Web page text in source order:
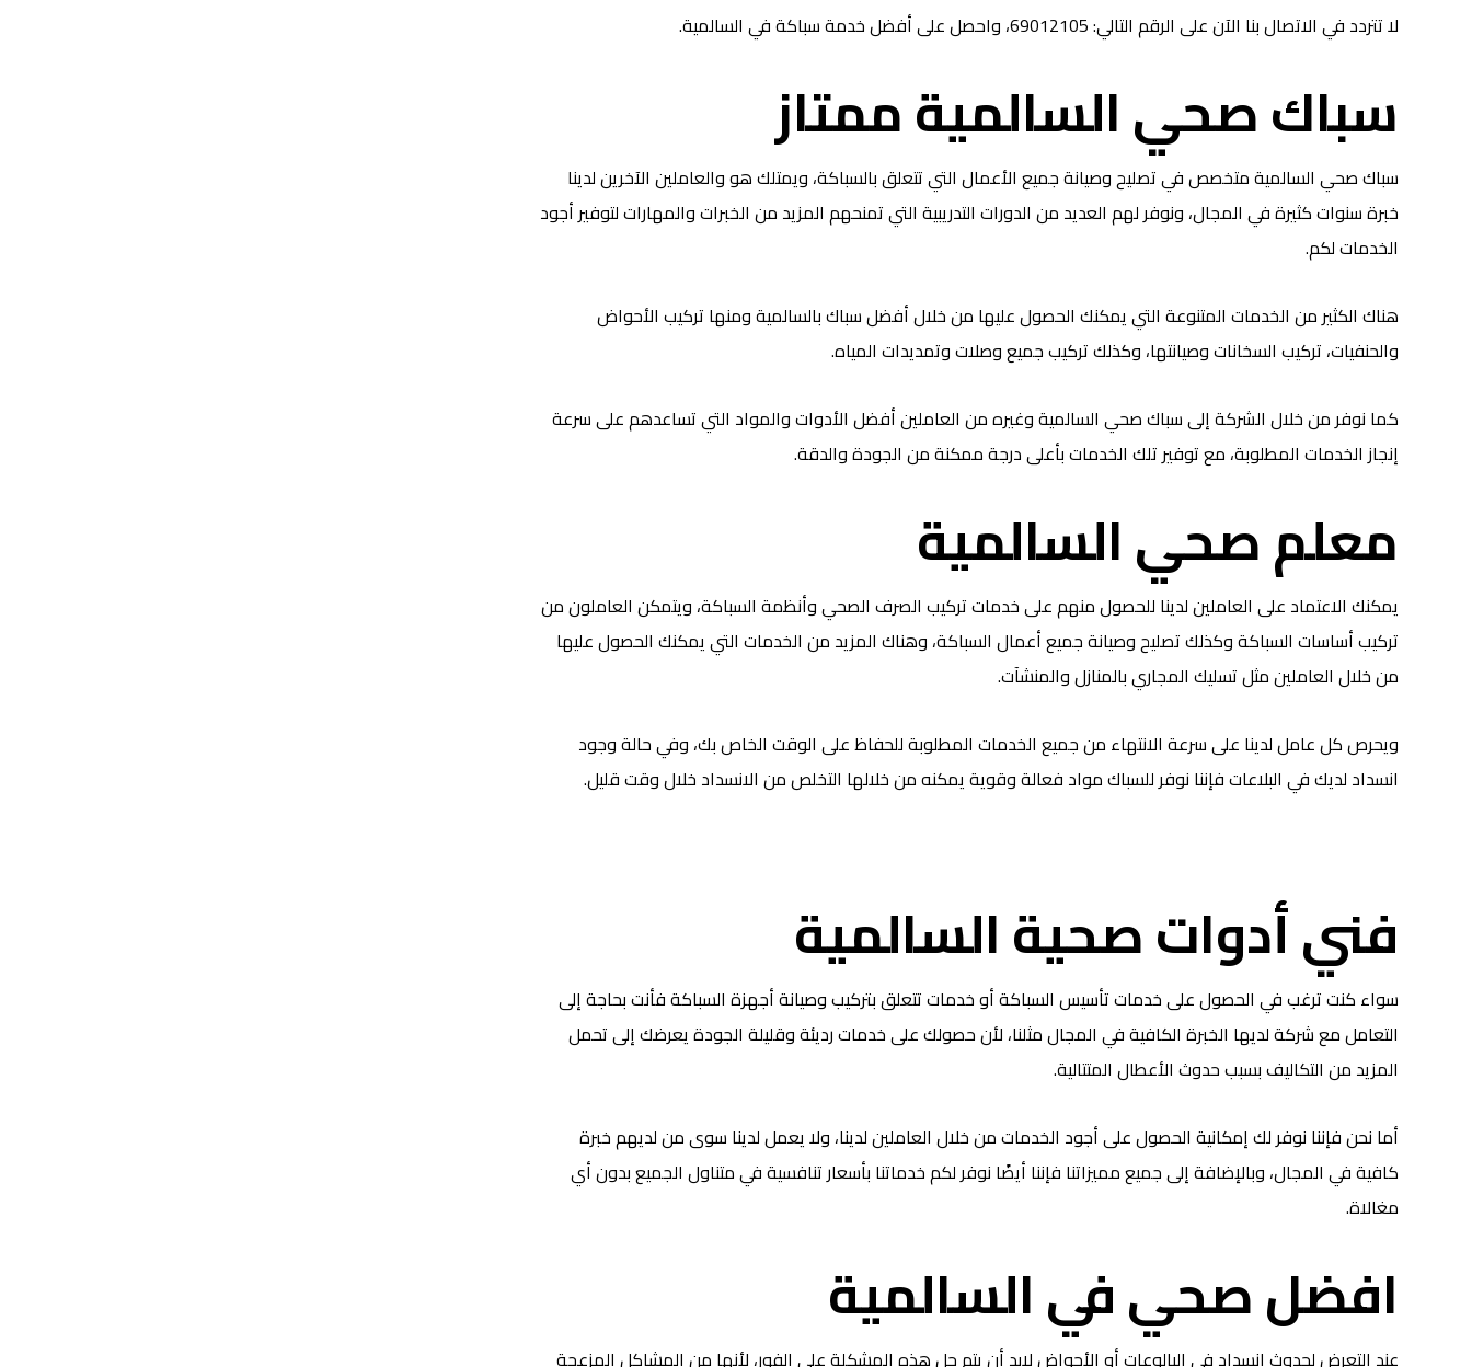
لا تتردد في الاتصال بنا الآن على الرقم التالي: 69012105، واحصل على أفضل خدمة سباكة في السالمية.
سباك صحي السالمية ممتاز
سباك صحي السالمية متخصص في تصليح وصيانة جميع الأعمال التي تتعلق بالسباكة، ويمتلك هو والعاملين الآخرين لدينا
خبرة سنوات كثيرة في المجال، ونوفر لهم العديد من الدورات التدريبية التي تمنحهم المزيد من الخبرات والمهارات لتوفير أجود
الخدمات لكم.
هناك الكثير من الخدمات المتنوعة التي يمكنك الحصول عليها من خلال أفضل سباك بالسالمية ومنها تركيب الأحواض
والحنفيات، تركيب السخانات وصيانتها، وكذلك تركيب جميع وصلات وتمديدات المياه.
كما نوفر من خلال الشركة إلى سباك صحي السالمية وغيره من العاملين أفضل الأدوات والمواد التي تساعدهم على سرعة
إنجاز الخدمات المطلوبة، مع توفير تلك الخدمات بأعلى درجة ممكنة من الجودة والدقة.
معلم صحي السالمية
يمكنك الاعتماد على العاملين لدينا للحصول منهم على خدمات تركيب الصرف الصحي وأنظمة السباكة، ويتمكن العاملون من
تركيب أساسات السباكة وكذلك تصليح وصيانة جميع أعمال السباكة، وهناك المزيد من الخدمات التي يمكنك الحصول عليها
من خلال العاملين مثل تسليك المجاري بالمنازل والمنشآت.
ويحرص كل عامل لدينا على سرعة الانتهاء من جميع الخدمات المطلوبة للحفاظ على الوقت الخاص بك، وفي حالة وجود
انسداد لديك في البلاعات فإننا نوفر للسباك مواد فعالة وقوية يمكنه من خلالها التخلص من الانسداد خلال وقت قليل.
فني أدوات صحية السالمية
سواء كنت ترغب في الحصول على خدمات تأسيس السباكة أو خدمات تتعلق بتركيب وصيانة أجهزة السباكة فأنت بحاجة إلى
التعامل مع شركة لديها الخبرة الكافية في المجال مثلنا، لأن حصولك على خدمات رديئة وقليلة الجودة يعرضك إلى تحمل
المزيد من التكاليف بسبب حدوث الأعطال المتتالية.
أما نحن فإننا نوفر لك إمكانية الحصول على أجود الخدمات من خلال العاملين لدينا، ولا يعمل لدينا سوى من لديهم خبرة
كافية في المجال، وبالإضافة إلى جميع مميزاتنا فإننا أيضًا نوفر لكم خدماتنا بأسعار تنافسية في متناول الجميع بدون أي
مغالاة.
افضل صحي في السالمية
عند التعرض لحدوث انسداد في البالوعات أو الأحواض لابد أن يتم حل هذه المشكلة على الفور، لأنها من المشاكل المزعجة